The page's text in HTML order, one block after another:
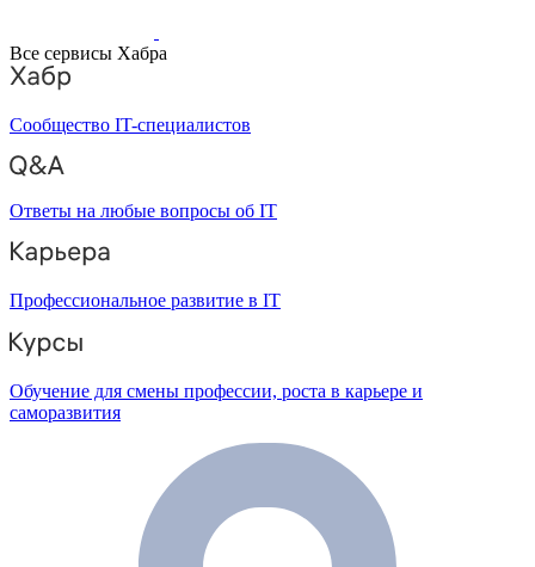
Все сервисы Хабра
Сообщество IT-специалистов
Ответы на любые вопросы об IT
Профессиональное развитие в IT
Обучение для смены профессии, роста в карьере и
саморазвития